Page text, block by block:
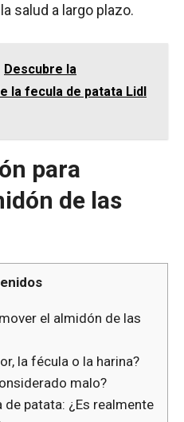
salud a largo plazo.
Descubre la
la fecula de patata Lidl
para
de las
el almidón de las
la fécula o la harina?
malo?
patata: ¿Es realmente